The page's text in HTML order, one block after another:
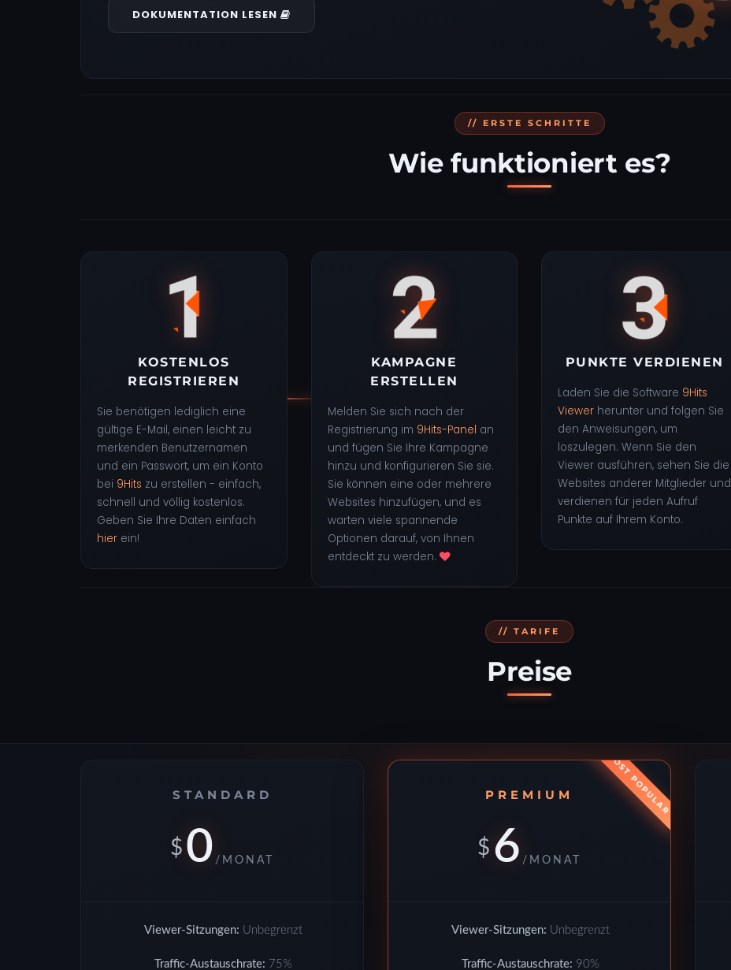
DOKUMENTATION LESEN
// ERSTE SCHRITTE
Wie funktioniert es?
KOSTENLOS
REGISTRIEREN
Sie benötigen lediglich eine
gültige E-Mail, einen leicht zu
merkenden Benutzernamen
und ein Passwort, um ein Konto
bei 9Hits zu erstellen - einfach,
schnell und völlig kostenlos.
Geben Sie Ihre Daten einfach
hier ein!
KAMPAGNE
ERSTELLEN
Melden Sie sich nach der
Registrierung im 9Hits-Panel an
und fügen Sie Ihre Kampagne
hinzu und konfigurieren Sie sie.
Sie können eine oder mehrere
Websites hinzufügen, und es
warten viele spannende
Optionen darauf, von Ihnen
entdeckt zu werden.
PUNKTE VERDIENEN
Laden Sie die Software 9Hits
Viewer herunter und folgen Sie
den Anweisungen, um
loszulegen. Wenn Sie den
Viewer ausführen, sehen Sie die
Websites anderer Mitglieder und
verdienen für jeden Aufruf
Punkte auf Ihrem Konto.
// TARIFE
Preise
STANDARD
$ 0 /MONAT
Viewer-Sitzungen: Unbegrenzt
Traffic-Austauschrate: 75%
PREMIUM
$ 6 /MONAT
Viewer-Sitzungen: Unbegrenzt
Traffic-Austauschrate: 90%